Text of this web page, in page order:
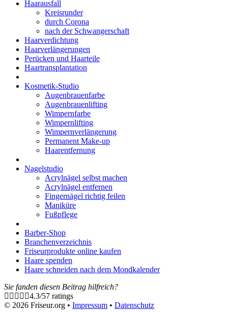
Haarausfall
Kreisrunder
durch Corona
nach der Schwangerschaft
Haarverdichtung
Haarverlängerungen
Perücken und Haarteile
Haartransplantation
Kosmetik-Studio
Augenbrauenfarbe
Augenbrauenlifting
Wimpernfarbe
Wimpernlifting
Wimpernverlängerung
Permanent Make-up
Haarentfernung
Nagelstudio
Acrylnägel selbst machen
Acrylnägel entfernen
Fingernägel richtig feilen
Maniküre
Fußpflege
Barber-Shop
Branchenverzeichnis
Friseurprodukte online kaufen
Haare spenden
Haare schneiden nach dem Mondkalender
Sie fanden diesen Beitrag hilfreich?
4.3/57 ratings
© 2026 Friseur.org • Impressum • Datenschutz